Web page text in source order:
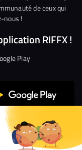
de ceux qui
nous !
RIFFX !
Play